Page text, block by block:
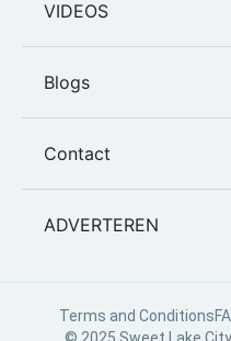
VIDEOS
Blogs
Contact
ADVERTEREN
Terms and Conditions
© 2025 Sweet Lake